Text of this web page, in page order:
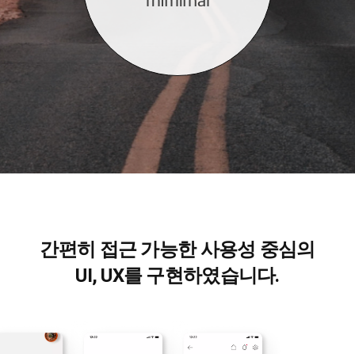
간편히 접근 가능한 사용성 중심의
UI, UX를 구현하였습니다.